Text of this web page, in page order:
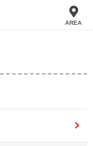
AREA